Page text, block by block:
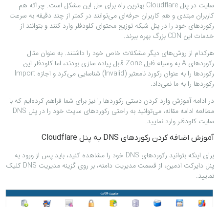
سایت در پنل Cloudflare بهترین راه برای حل این مشکل است. چراکه هم
کاربران مبتدی و هم کاربران حرفه‌ای می‌توانند در کمتر از چند دقیقه به سرعت
رکوردهای خود را در پنل شبکه توزیع محتوای کلودفلر وارد کنند و بتوانند از
خدمات این CDN بزرگ بهره ببرند.
هرکدام از روش‌های دیگر مشکلات خاص خود را داشتند. به عنوان مثال
رکوردهای A به وسیله فایل Zone قابل پیاده سازی بودند، اما کلودفلر این
رکوردها را به عنوان رکورد نامعتبر (Invalid) شناسایی می‌کرد و اجازه Import
رکوردها را به ما نمی‌داد.
در ادامه آموزش وارد کردن دستی رکوردها را نیز برای شما فراهم کرده‌ایم که با
مطالعه ادامه مقاله، می‌توانید به راحتی رکوردهای سایت خود را در پنل DNS
سایت کلودفلر وارد نمایید.
آموزش اضافه کردن رکوردهای DNS به پنل Cloudflare
برای اینکه بتوانید رکوردهای DNS خود را مشاهده کنید، باید پس از ورود به
پنل دایرکت ادمین، از قسمت مدیریت دامنه، بر روی گزینه مدیریت DNS کلیک
نمایید.